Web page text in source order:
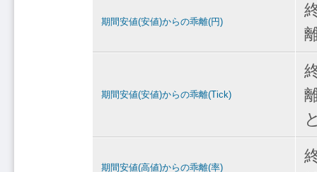
期間安値(安値)からの乖離(円)
期間安値(安値)からの乖離(Tick)
期間安値(高値)からの乖離(率)